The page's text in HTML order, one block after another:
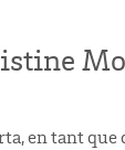
en tant